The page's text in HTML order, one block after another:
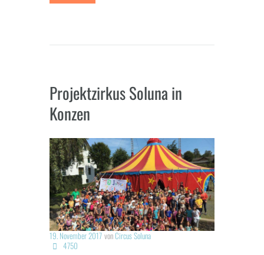
Projektzirkus Soluna in
Konzen
19. November 2017 vonCircus Soluna
4750